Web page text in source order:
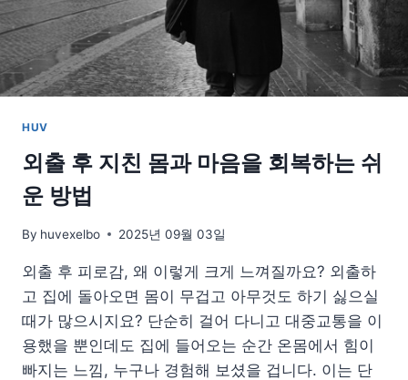
은
자
세
에
서
상
체
HUV
외출 후 지친 몸과 마음을 회복하는 쉬
운 방법
By huvexelbo 2025년 09월 03일
외출 후 피로감, 왜 이렇게 크게 느껴질까요? 외출하
고 집에 돌아오면 몸이 무겁고 아무것도 하기 싫으실
때가 많으시지요? 단순히 걸어 다니고 대중교통을 이
용했을 뿐인데도 집에 들어오는 순간 온몸에서 힘이
빠지는 느낌, 누구나 경험해 보셨을 겁니다. 이는 단